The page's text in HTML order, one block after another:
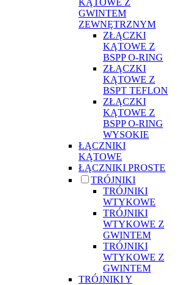
GWINTEM
ZEWNĘTRZNYM
ZŁĄCZKI
KĄTOWE Z
BSPP O-RING
ZŁĄCZKI
KĄTOWE Z
BSPT TEFLON
ZŁĄCZKI
KĄTOWE Z
BSPP O-RING
WYSOKIE
ŁĄCZNIKI
KĄTOWE
ŁĄCZNIKI PROSTE
TRÓJNIKI
TRÓJNIKI
WTYKOWE
TRÓJNIKI
WTYKOWE Z
GWINTEM
TRÓJNIKI
WTYKOWE Z
GWINTEM
TRÓJNIKI Y